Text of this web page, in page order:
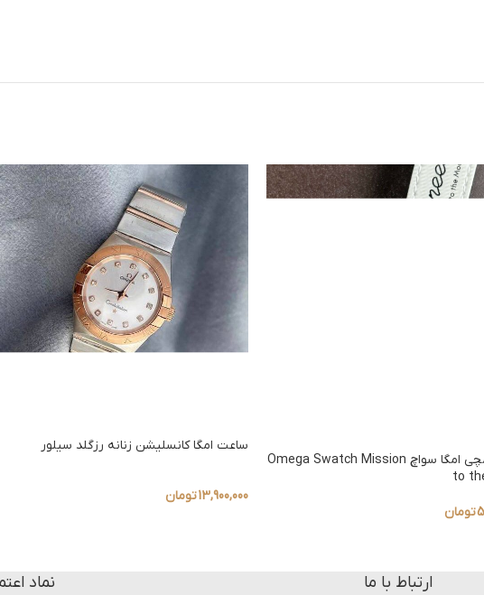
ساعت مچی امگا سواچ Omega Swatch Mission
to
تومان
ساعت امگا کانسلیشن زنانه رزگلد سیلور
13,900,000تومان
ارتباط با ما نماد